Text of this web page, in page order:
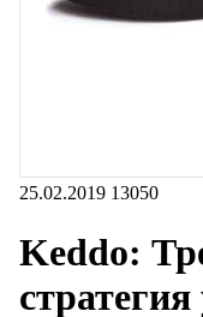
25.02.2019 13050
Keddo:
стратегия